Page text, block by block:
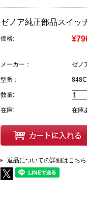
ゼノア純正部品スイッ
価格:
メーカー： ゼノ
型番：
数量:
在庫: 在庫
返品についての詳細はこちら